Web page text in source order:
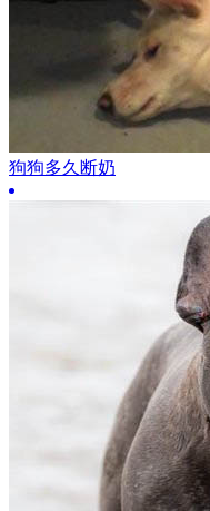
狗狗多久断奶